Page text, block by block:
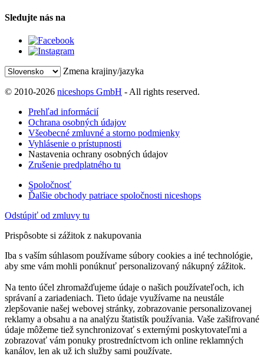
Sledujte nás na
Zmena krajiny/jazyka
© 2010-2026 niceshops GmbH - All rights reserved.
Prehľad informácií
Ochrana osobných údajov
Všeobecné zmluvné a storno podmienky
Vyhlásenie o prístupnosti
Nastavenia ochrany osobných údajov
Zrušenie predplatného tu
Spoločnosť
Ďalšie obchody patriace spoločnosti niceshops
Odstúpiť od zmluvy tu
Prispôsobte si zážitok z nakupovania
Iba s vaším súhlasom používame súbory cookies a iné technológie,
aby sme vám mohli ponúknuť personalizovaný nákupný zážitok.
Na tento účel zhromažďujeme údaje o našich používateľoch, ich
správaní a zariadeniach. Tieto údaje využívame na neustále
zlepšovanie našej webovej stránky, zobrazovanie personalizovanej
reklamy a obsahu a na analýzu štatistík používania. Vaše zašifrované
údaje môžeme tiež synchronizovať s externými poskytovateľmi a
zobrazovať vám ponuky prostredníctvom ich online reklamných
kanálov, len ak už ich služby sami používate.